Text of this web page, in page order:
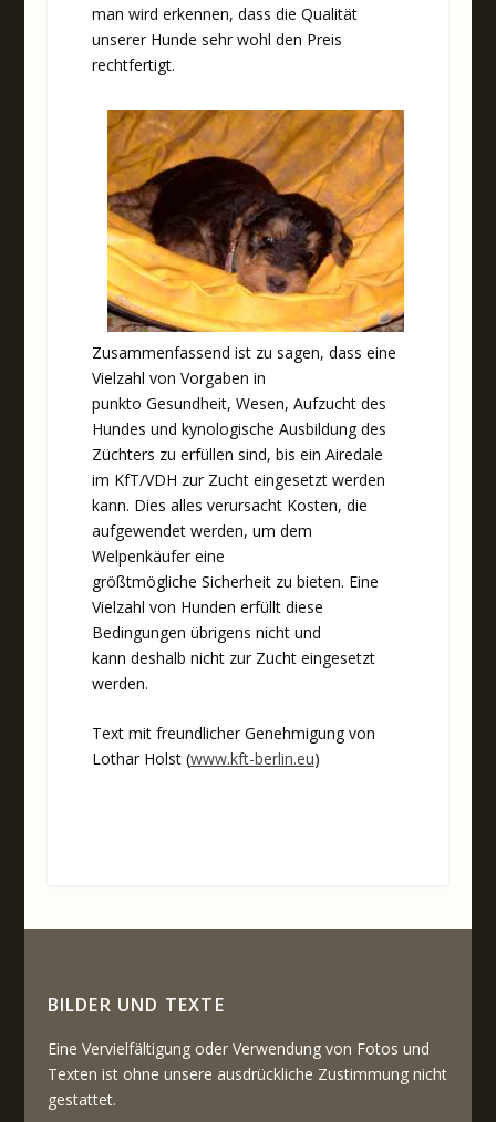
man wird erkennen, dass die Qualität
unserer Hunde sehr wohl den Preis
rechtfertigt.
Zusammenfassend ist zu sagen, dass eine
Vielzahl von Vorgaben in
punkto Gesundheit, Wesen, Aufzucht des
Hundes und kynologische Ausbildung des
Züchters zu erfüllen sind, bis ein Airedale
im KfT/VDH zur Zucht eingesetzt werden
kann. Dies alles verursacht Kosten, die
aufgewendet werden, um dem
Welpenkäufer eine
größtmögliche Sicherheit zu bieten. Eine
Vielzahl von Hunden erfüllt diese
Bedingungen übrigens nicht und
kann deshalb nicht zur Zucht eingesetzt
werden.
Text mit freundlicher Genehmigung von
Lothar Holst (www.kft-berlin.eu)
BILDER UND TEXTE
Eine Vervielfältigung oder Verwendung von Fotos und
Texten ist ohne unsere ausdrückliche Zustimmung nicht
gestattet.